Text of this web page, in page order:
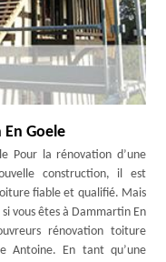
Goele
Pour la rénovation d’une
construction, il est
fiable et qualifié. Mais
vous êtes à Dammartin En
rénovation toiture
Antoine. En tant qu’une